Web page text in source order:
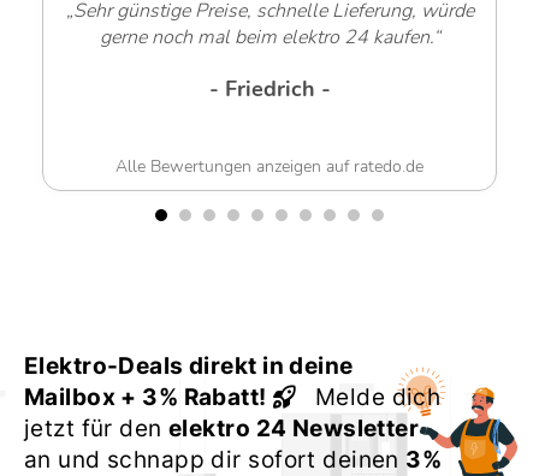
„Sehr günstige Preise, schnelle Lieferung, würde
gerne noch mal beim elektro 24 kaufen.“
- Friedrich -
Alle Bewertungen anzeigen auf ratedo.de
Elektro-Deals direkt in deine
Mailbox + 3% Rabatt!
Melde dich
jetzt für denelektro 24 Newsletter
an und schnapp dir sofort deinen 3%